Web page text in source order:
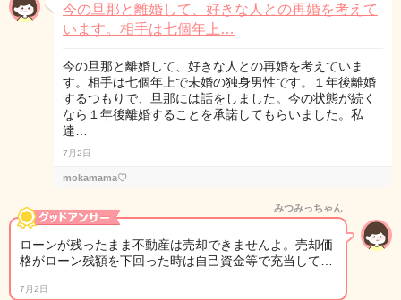
今の旦那と離婚して、好きな人との再婚を考えて
います。相手は七個年上…
今の旦那と離婚して、好きな人との再婚を考えていま
す。相手は七個年上で未婚の独身男性です。１年後離婚
するつもりで、旦那には話をしました。今の状態が続く
なら１年後離婚することを承諾してもらいました。私
達…
7月2日
mokamama♡
みつみっちゃん
ローンが残ったまま不動産は売却できませんよ。売却価
格がローン残額を下回った時は自己資金等で充当して…
7月2日